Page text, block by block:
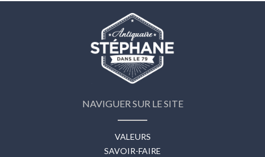
NAVIGUER SUR LE SITE
VALEURS
SAVOIR-FAIRE